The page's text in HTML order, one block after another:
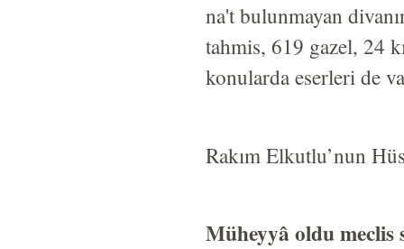
na't bulunmayan
tahmis, 619 gazel, 24
konularda eserleri de
Rakım Elkutlu’nun
Müheyyâ oldu meclis